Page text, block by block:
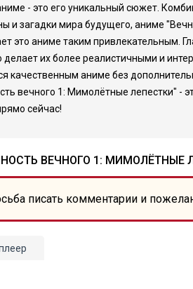
- это его уникальный сюжет.
и загадки мира будущего, аниме
аниме таким привлекательным.
их более реалистичными и
аниме без
1: Мимолётные лепестки" -
сейчас!
ВЕЧНОГО 1: МИМОЛЁТНЫЕ
писать комментарии и